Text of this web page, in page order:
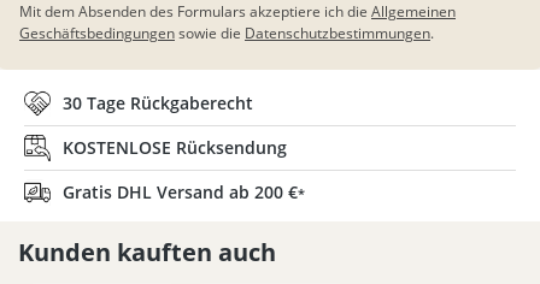
Mit dem Absenden des Formulars akzeptiere ich die Allgemeinen
Geschäftsbedingungensowie die Datenschutzbestimmungen.
30 Tage Rückgaberecht
KOSTENLOSE Rücksendung
Gratis DHL Versand ab 200 €*
Kunden kauften auch